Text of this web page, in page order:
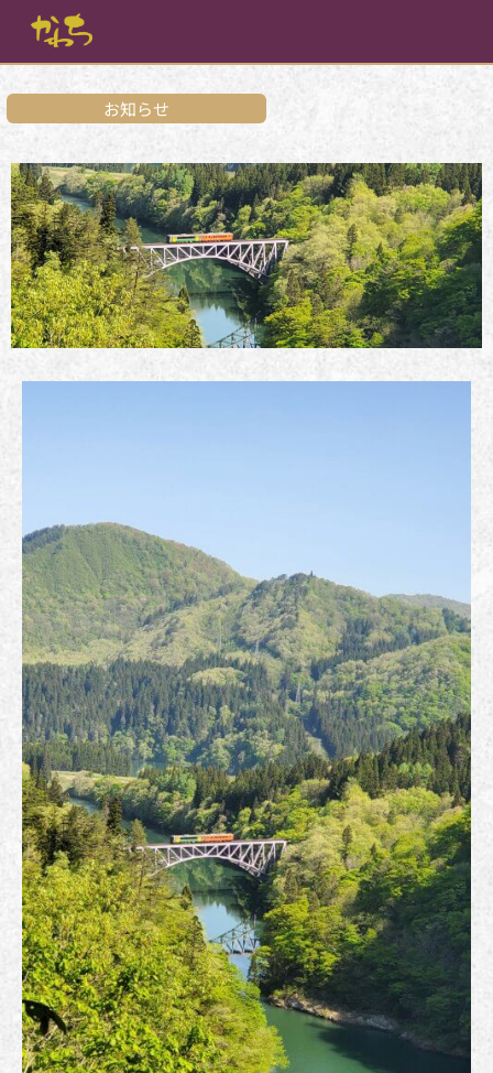
を
お知らせ